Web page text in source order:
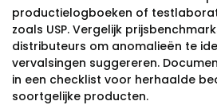
productielogboeken of
zoals USP. Vergelijk
distributeurs om anomalieën te
vervalsingen suggereren.
in een checklist voor herhaalde
soortgelijke producten.